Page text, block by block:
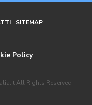
SITEMAP
Policy
All Rights Reserved